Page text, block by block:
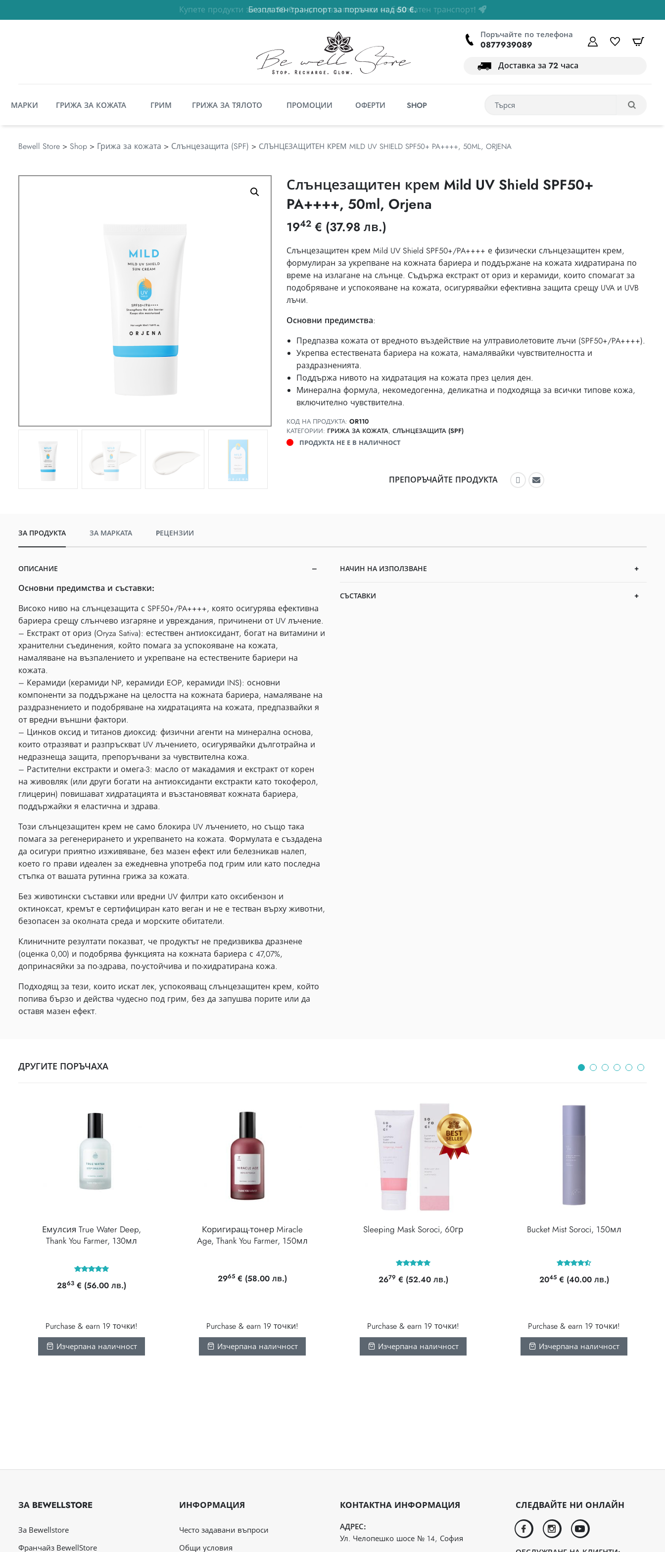
Безплатен транспорт за поръчки над 50 €.
50€
Поръчайте по телефона
0877939089
Моята сметка
списък с
Доставка за 72 часа
МАРКИ ГРИЖА ЗА КОЖАТА ГРИМ ГРИЖА ЗА ТЯЛОТО ПРОМОЦИИ ОФЕРТИ SHOP
Bewell Store > Shop > Грижа за кожата > Слънцезащита (SPF) > СЛЪНЦЕЗАЩИТЕН КРЕМ MILD UV SHIELD SPF50+ PA++++, 50ML, ORJENA
Слънцезащитен крем Mild UV Shield SPF50+
PA++++, 50ml, Orjena
1942 € (37.98 лв.)
Слънцезащитен крем Mild UV Shield SPF50+/PA++++ е физически слънцезащитен крем,
формулиран за укрепване на кожната бариера и поддържане на кожата хидратирана по
време на излагане на слънце. Съдържа екстракт от ориз и керамиди, които спомагат за
подобряване и успокояване на кожата, осигурявайки ефективна защита срещу UVA и UVB
лъчи.
Основни предимства:
Предпазва кожата от вредното въздействие на ултравиолетовите лъчи (SPF50+/PA++++).
Укрепва естествената бариера на кожата, намалявайки чувствителността и
раздразненията.
Поддържа нивото на хидратация на кожата през целия ден.
Минерална формула, некомедогенна, деликатна и подходяща за всички типове кожа,
включително чувствителна.
КОД НА ПРОДУКТА: OR110
КАТЕГОРИИ: ГРИЖА ЗА КОЖАТА, СЛЪНЦЕЗАЩИТА (SPF)
ПРОДУКТА НЕ Е В НАЛИЧНОСТ
ПРЕПОРЪЧАЙТЕ ПРОДУКТА
Препоръчайте във Facebook
Препоръчайте по имейл
ЗА ПРОДУКТА ЗА МАРКАТА PЕЦЕНЗИИ
ОПИСАНИЕ
Основни предимства и съставки:
Високо ниво на слънцезащита с SPF50+/PA++++, която осигурява ефективна
бариера срещу слънчево изгаряне и увреждания, причинени от UV лъчение.
– Екстракт от ориз (Oryza Sativa): естествен антиоксидант, богат на витамини и
хранителни съединения, който помага за успокояване на кожата,
намаляване на възпалението и укрепване на естествените бариери на
кожата.
– Керамиди (керамиди NP, керамиди EOP, керамиди INS): основни
компоненти за поддържане на целостта на кожната бариера, намаляване на
раздразнението и подобряване на хидратацията на кожата, предпазвайки я
от вредни външни фактори.
– Цинков оксид и титанов диоксид: физични агенти на минерална основа,
които отразяват и разпръскват UV лъчението, осигурявайки дълготрайна и
недразнеща защита, препоръчвани за чувствителна кожа.
– Растителни екстракти и омега-3: масло от макадамия и екстракт от корен
на живовляк (или други богати на антиоксиданти екстракти като токоферол,
глицерин) повишават хидратацията и възстановяват кожната бариера,
поддържайки я еластична и здрава.
Този слънцезащитен крем не само блокира UV лъчението, но също така
помага за регенерирането и укрепването на кожата. Формулата е създадена
да осигури приятно изживяване, без мазен ефект или белезникав налеп,
което го прави идеален за ежедневна употреба под грим или като последна
стъпка от вашата рутинна грижа за кожата.
Без животински съставки или вредни UV филтри като оксибензон и
октиноксат, кремът е сертифициран като веган и не е тестван върху животни,
безопасен за околната среда и морските обитатели.
Клиничните резултати показват, че продуктът не предизвиква дразнене
(оценка 0,00) и подобрява функцията на кожната бариера с 47,07%,
допринасяйки за по-здрава, по-устойчива и по-хидратирана кожа.
Подходящ за тези, които искат лек, успокояващ слънцезащитен крем, който
попива бързо и действа чудесно под грим, без да запушва порите или да
оставя мазен ефект.
НАЧИН НА ИЗПОЛЗВАНЕ
СЪСТАВКИ
ДРУГИТЕ ПОРЪЧАХА
Емулсия True Water Deep,
Thank You Farmer, 130мл
5.00
от 5
2863 € (56.00 лв.)
Purchase & earn 19 точки!
Изчерпана наличност
Коригиращ-тонер Miracle
Age, Thank You Farmer, 150мл
2965 € (58.00 лв.)
Purchase & earn 19 точки!
Изчерпана наличност
Sleeping Mask Soroci, 60гр
5.00
от 5
2679 € (52.40 лв.)
Purchase & earn 19 точки!
Изчерпана наличност
Bucket Mist Soroci, 150мл
4.50
от 5
2045 € (40.00 лв.)
Purchase & earn 19 точки!
Изчерпана наличност
ЗА BEWELLSTORE
За Bewellstore
Франчайз BewellStore
ИНФОРМАЦИЯ
Често задавани въпроси
Общи условия
КОНТАКТНА ИНФОРМАЦИЯ
АДРЕС:
Ул. Челопешко шосе № 14, София
СЛЕДВАЙТЕ НИ ОНЛАЙН
facebookinstagramyoutube